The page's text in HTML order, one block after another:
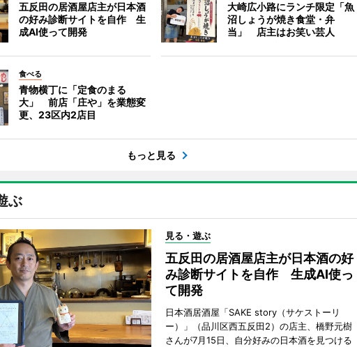
五反田の居酒屋店主が日本酒
の好み診断サイトを自作 生
成AI使って開発
大崎広小路にランチ限定「魚
沼しょうが焼き食堂・弁
当」 店主はお笑い芸人
食べる
青物横丁に「定食のまる
大」 前店「庄や」を業態変
更、23区内2店目
もっと見る
ぶ
見る・遊ぶ
五反田の居酒屋店主が日本酒の好
み診断サイトを自作 生成AI使っ
て開発
日本酒居酒屋「SAKE story（サケストーリ
ー）」（品川区西五反田2）の店主、橋野元樹
さんが7月15日、自分好みの日本酒を見つける